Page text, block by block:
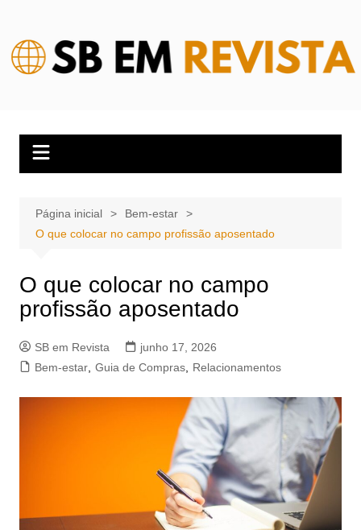
conteúdo
Página inicial
Bem-estar
O que colocar no campo profissão aposentado
O que colocar no campo
profissão aposentado
SB em Revista
junho 17, 2026
Bem-estar, Guia de Compras, Relacionamentos